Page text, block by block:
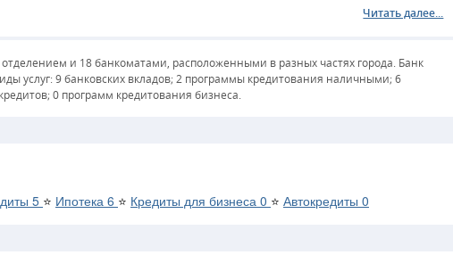
Читать далее...
и 18 банкоматами, расположенными в разных частях города. Банк
услуг: 9 банковских вкладов; 2 программы кредитования наличными; 6
0 программ кредитования бизнеса.
5 ⭐ Ипотека 6 ⭐ Кредиты для бизнеса 0 ⭐ Автокредиты 0